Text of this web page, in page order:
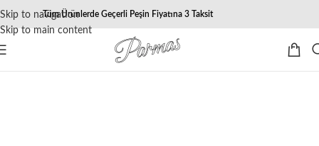
Skip to navigation
Skip to main content
Tüm Ürünlerde Geçerli Peşin Fiyatına 3 Taksit